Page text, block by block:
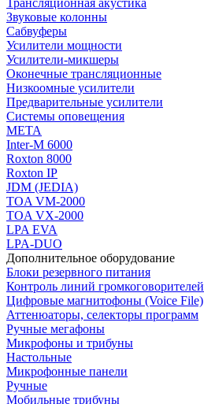
Трансляционная акустика
Звуковые колонны
Сабвуферы
Усилители мощности
Усилители-микшеры
Оконечные трансляционные
Низкоомные усилители
Предварительные усилители
Системы оповещения
МЕТА
Inter-M 6000
Roxton 8000
Roxton IP
JDM (JEDIA)
TOA VM-2000
TOA VX-2000
LPA EVA
LPA-DUO
Дополнительное оборудование
Блоки резервного питания
Контроль линий громкоговорителей
Цифровые магнитофоны (Voice File)
Аттенюаторы, селекторы программ
Ручные мегафоны
Микрофоны и трибуны
Настольные
Микрофонные панели
Ручные
Мобильные трибуны